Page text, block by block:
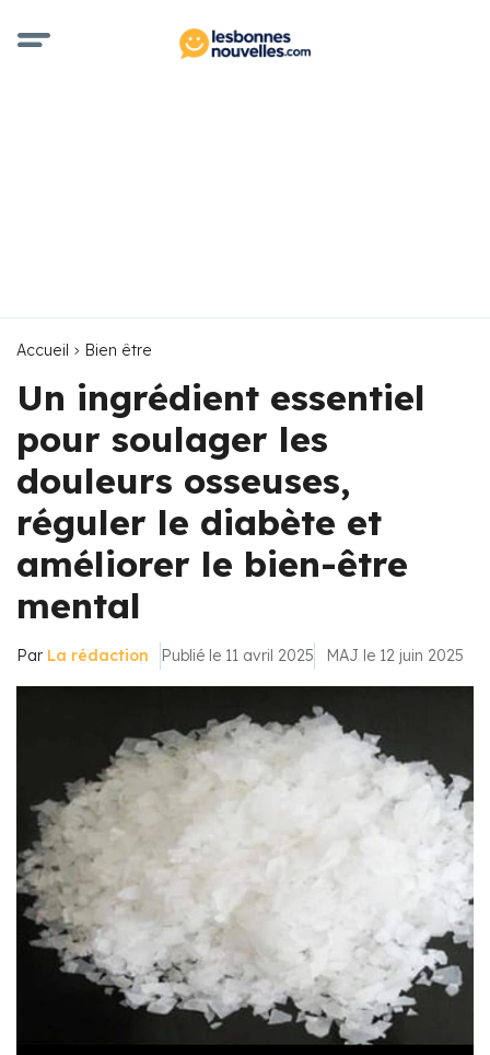
Accueil Bien être
Un ingrédient essentiel
pour soulager les
douleurs osseuses,
réguler le diabète et
améliorer le bien-être
mental
Par La rédaction Publié le 11 avril 2025 MAJ le 12 juin 2025